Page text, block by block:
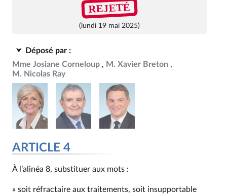
REJETÉ
(lundi 19 mai 2025)
Déposé par :
Mme Josiane Corneloup
M. Xavier Breton
M. Nicolas Ray
ARTICLE 4
À l’alinéa 8, substituer aux mots :
« soit réfractaire aux traitements, soit insupportable